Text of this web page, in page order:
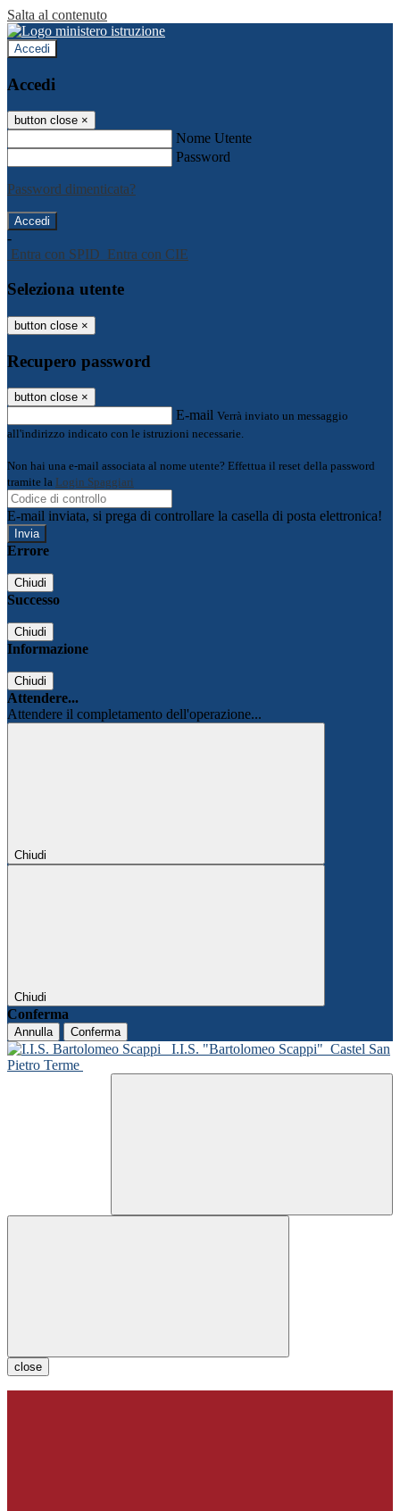
Salta al contenuto
Accedi
Accedi
button close ×
Nome Utente
Password
Password dimenticata?
-
Entra con SPID Entra con CIE
Seleziona utente
button close ×
Recupero password
button close ×
E-mail Verrà inviato un messaggio
all'indirizzo indicato con le istruzioni necessarie.
Non hai una e-mail associata al nome utente? Effettua il reset della password
tramite la Login Spaggiari
E-mail inviata, si prega di controllare la casella di posta elettronica!
Errore
Chiudi
Successo
Chiudi
Informazione
Chiudi
Attendere...
Attendere il completamento dell'operazione...
Chiudi
Chiudi
Conferma
Annulla Conferma
I.I.S. "Bartolomeo Scappi" Castel San
Pietro Terme
close